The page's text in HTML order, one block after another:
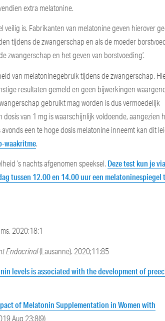
extra melatonine.
is. Fabrikanten van melatonine geven hierover
tijdens de zwangerschap en als de moeder
zwangerschap en het geven van borstvoeding’.
van melatoninegebruik tijdens de zwangerschap.
resultaten gemeld en geen bijwerkingen
gebruikt mag worden is dus vermoedelijk
van 1 mg is waarschijnlijk voldoende, aangezien
een te hoge dosis melatonine inneemt kan dit
waakritme.
’s nachts afgenomen speeksel. Deze test kun je
tussen 12.00 en 14.00 uur een melatoninespiegel
2020;18:1
Endocrinol(Lausanne). 2020;11:85
levels is associated with the development of
of Melatonin Supplementation in Women with
Aug 23;8(9)